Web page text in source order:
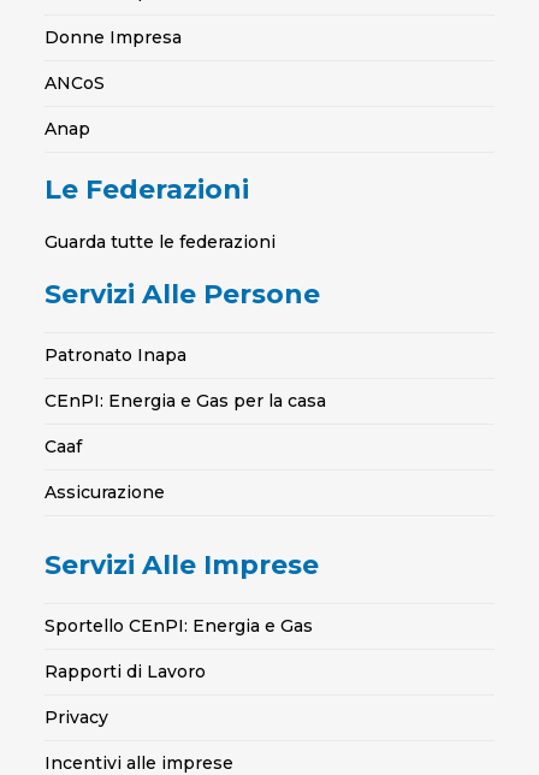
Donne Impresa
ANCoS
Anap
Le Federazioni
Guarda tutte le federazioni
Servizi Alle Persone
Patronato Inapa
CEnPI: Energia e Gas per la casa
Caaf
Assicurazione
Servizi Alle Imprese
Sportello CEnPI: Energia e Gas
Rapporti di Lavoro
Privacy
Incentivi alle imprese